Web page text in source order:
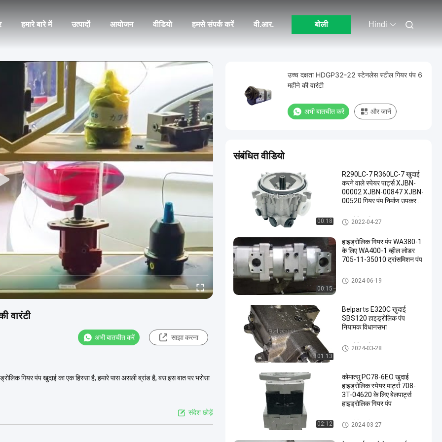
हमारे बारे में उत्पादों आयोजन वीडियो हमसे संपर्क करें वी.आर. बोली Hindi
वारंटी
अभी बातचीत करें साझा करना
गियर पंप खुदाई का एक हिस्सा है, हमारे पास असली ब्रांड है, बस इस बात पर भरोसा
संदेश छोड़ें
उच्च दक्षता HDGP32-22 स्टेनलेस स्टील गियर पंप 6
महीने की वारंटी
अभी बातचीत करें और जानें
संबंधित वीडियो
00:18
R290LC-7 R360LC-7 खुदाई
करने वाले स्पेयर पार्ट्स XJBN-
00002 XJBN-00847 XJBN-
00520 गियर पंप निर्माण उपकरण
हाइड्रोलिक गियर पंप
2022-04-27
00:15
हाइड्रोलिक गियर पंप WA380-1
के लिए WA400-1 व्हील लोडर
705-11-35010 ट्रांसमिशन पंप
हाइड्रोलिक गियर पंप
2024-06-19
01:13
Belparts E320C खुदाई
SBS120 हाइड्रोलिक पंप
नियामक विधानसभा
हाइड्रोलिक गियर पंप
2024-03-28
02:12
कोमात्सु PC78-6EO खुदाई
हाइड्रोलिक स्पेयर पार्ट्स 708-
3T-04620 के लिए बेलपार्ट्स
हाइड्रोलिक गियर पंप
हाइड्रोलिक गियर पंप
2024-03-27